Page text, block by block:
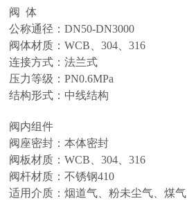
阀 体
公称通径：DN50-DN3000
阀体材质：WCB、304、316
连接方式：法兰式
压力等级：PN0.6MPa
结构形式：中线结构
阀内组件
阀座密封：本体密封
阀板材质：WCB、304、316
阀杆材质：不锈钢410
适用介质：烟道气、粉未尘气、煤气